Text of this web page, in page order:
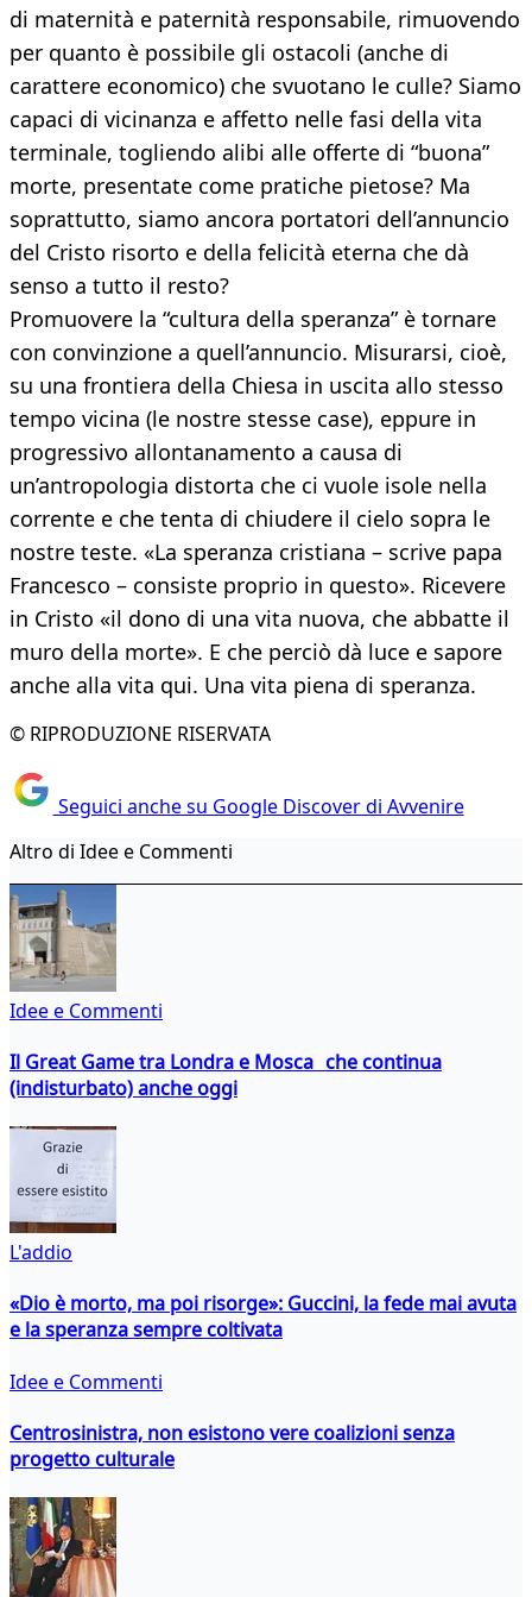
di maternità e paternità responsabile, rimuovendo
per quanto è possibile gli ostacoli (anche di
carattere economico) che svuotano le culle? Siamo
capaci di vicinanza e affetto nelle fasi della vita
terminale, togliendo alibi alle offerte di “buona”
morte, presentate come pratiche pietose? Ma
soprattutto, siamo ancora portatori dell’annuncio
del Cristo risorto e della felicità eterna che dà
senso a tutto il resto?
Promuovere la “cultura della speranza” è tornare
con convinzione a quell’annuncio. Misurarsi, cioè,
su una frontiera della Chiesa in uscita allo stesso
tempo vicina (le nostre stesse case), eppure in
progressivo allontanamento a causa di
un’antropologia distorta che ci vuole isole nella
corrente e che tenta di chiudere il cielo sopra le
nostre teste. «La speranza cristiana – scrive papa
Francesco – consiste proprio in questo». Ricevere
in Cristo «il dono di una vita nuova, che abbatte il
muro della morte». E che perciò dà luce e sapore
anche alla vita qui. Una vita piena di speranza.
© RIPRODUZIONE RISERVATA
Seguici anche su Google Discover di Avvenire
Altro di Idee e Commenti
Idee e Commenti
Il Great Game tra Londra e Mosca che continua
(indisturbato) anche oggi
L'addio
«Dio è morto, ma poi risorge»: Guccini, la fede mai avuta
e la speranza sempre coltivata
Idee e Commenti
Centrosinistra, non esistono vere coalizioni senza
progetto culturale